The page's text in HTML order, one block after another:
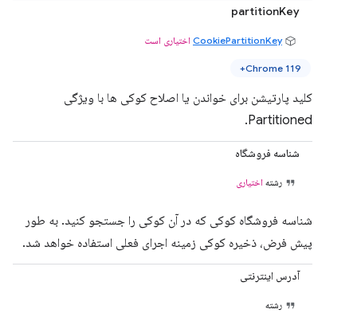
partitionKey
CookiePartitionKey اختیاری است
Chrome 119+
کلید پارتیشن برای خواندن یا اصلاح کوکی ها با ویژگی
Partitioned.
شناسه فروشگاه
رشته اختیاری
شناسه فروشگاه کوکی که در آن کوکی را جستجو کنید. به طور
پیش فرض، ذخیره کوکی زمینه اجرای فعلی استفاده خواهد شد.
آدرس اینترنتی
رشته